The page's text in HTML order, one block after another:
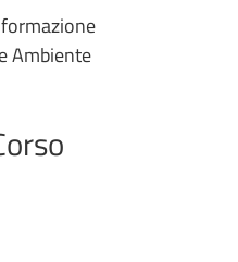
Ambiente